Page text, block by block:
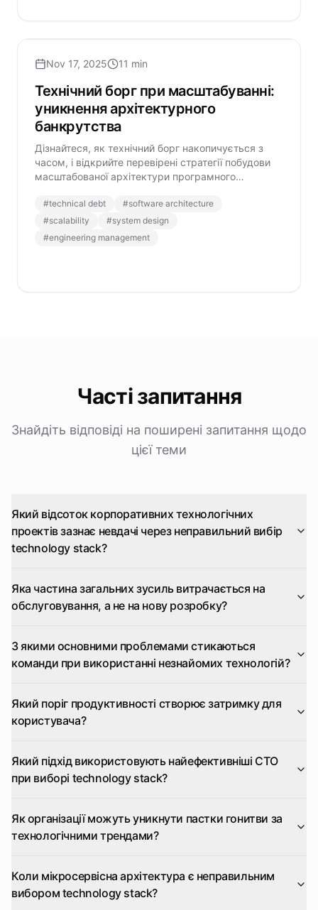
Nov 17, 2025 11 min
Технічний борг при масштабуванні:
уникнення архітектурного
банкрутства
Дізнайтеся, як технічний борг накопичується з
часом, і відкрийте перевірені стратегії побудови
масштабованої архітектури програмного
#technical debt #software architecture
#scalability #system design
#engineering management
Часті запитання
Знайдіть відповіді на поширені запитання щодо
цієї теми
Який відсоток корпоративних технологічних
проектів зазнає невдачі через неправильний вибір
technology stack?
Яка частина загальних зусиль витрачається на
обслуговування, а не на нову розробку?
З якими основними проблемами стикаються
команди при використанні незнайомих технологій?
Який поріг продуктивності створює затримку для
користувача?
Який підхід використовують найефективніші CTO
при виборі technology stack?
Як організації можуть уникнути пастки гонитви за
технологічними трендами?
Коли мікросервісна архітектура є неправильним
вибором technology stack?